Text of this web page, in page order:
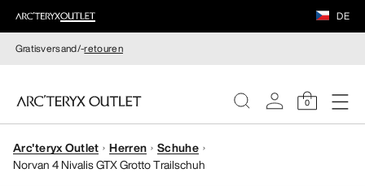
DE
Gratisversand/-retouren
0
DAMEN
Arc'teryx Outlet Herren
Schuhe
Norvan 4 Nivalis GTX Grotto Trailschuh